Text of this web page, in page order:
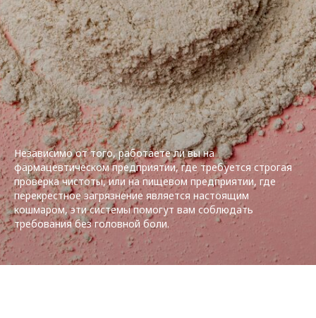
Независимо от того, работаете ли вы на
фармацевтическом предприятии, где требуется строгая
проверка чистоты, или на пищевом предприятии, где
перекрестное загрязнение является настоящим
кошмаром, эти системы помогут вам соблюдать
требования без головной боли.